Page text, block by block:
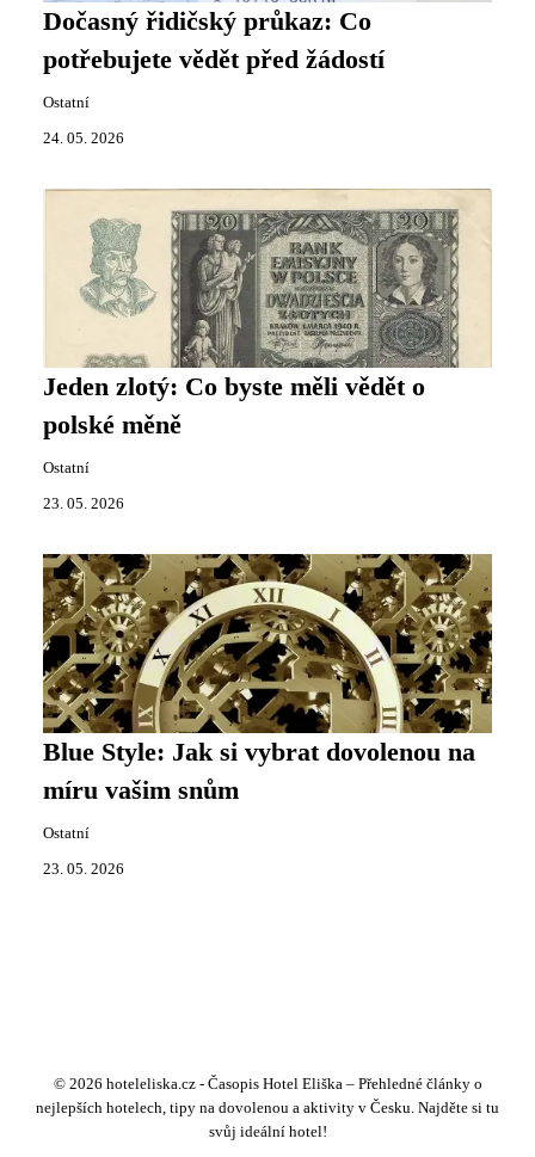
Dočasný řidičský průkaz: Co
potřebujete vědět před žádostí
Ostatní
24. 05. 2026
Jeden zlotý: Co byste měli vědět o
polské měně
Ostatní
23. 05. 2026
Blue Style: Jak si vybrat dovolenou na
míru vašim snům
Ostatní
23. 05. 2026
© 2026 hoteleliska.cz - Časopis Hotel Eliška – Přehledné články o
nejlepších hotelech, tipy na dovolenou a aktivity v Česku. Najděte si tu
svůj ideální hotel!